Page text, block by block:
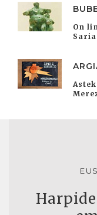
On
Saria